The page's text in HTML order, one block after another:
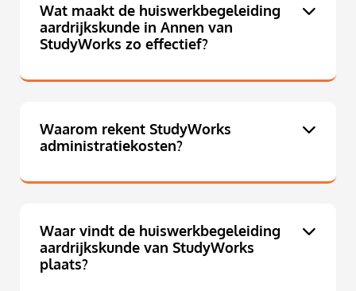
Wat maakt de huiswerkbegeleiding
aardrijkskunde in Annen van
StudyWorks zo effectief?
Waarom rekent StudyWorks
administratiekosten?
Waar vindt de huiswerkbegeleiding
aardrijkskunde van StudyWorks
plaats?